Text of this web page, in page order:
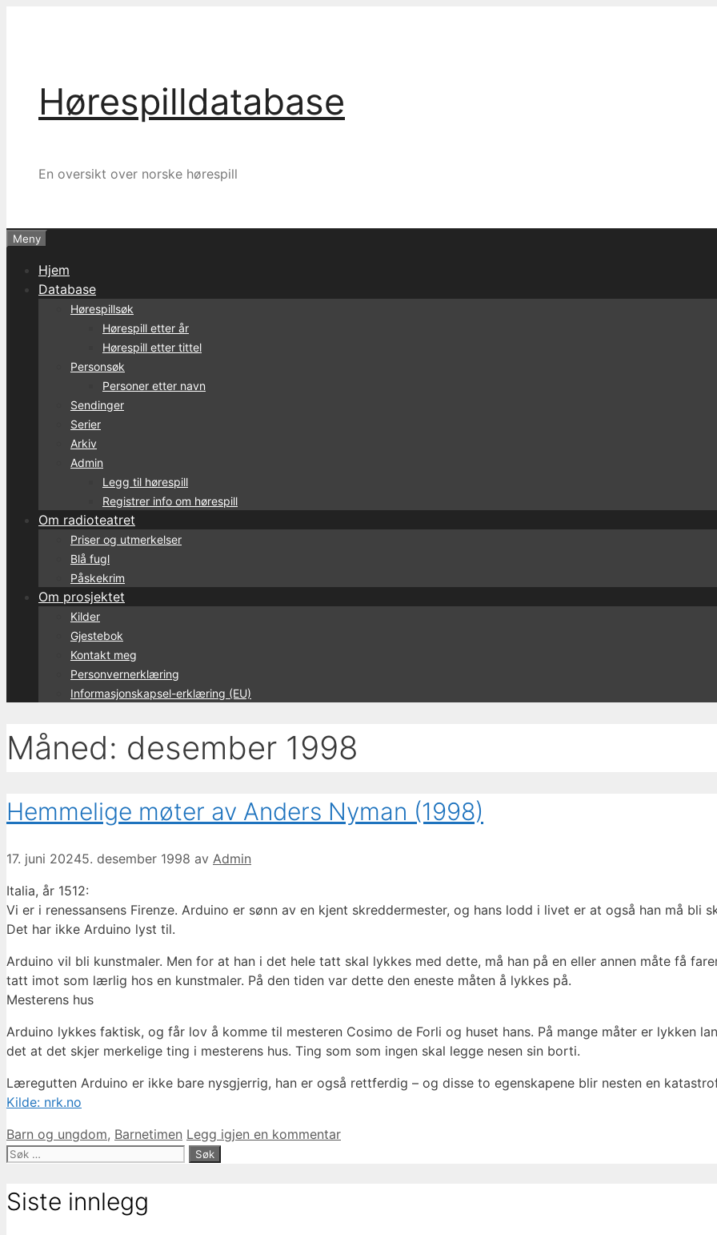
Hørespilldatabase
En oversikt over norske hørespill
Meny
Hjem
Database
Hørespillsøk
Hørespill etter år
Hørespill etter tittel
Personsøk
Personer etter navn
Sendinger
Serier
Arkiv
Admin
Legg til hørespill
Registrer info om hørespill
Om radioteatret
Priser og utmerkelser
Blå fugl
Påskekrim
Om prosjektet
Kilder
Gjestebok
Kontakt meg
Personvernerklæring
Informasjonskapsel-erklæring (EU)
Måned: desember 1998
Hemmelige møter av Anders Nyman (1998)
17. juni 20245. desember 1998 av Admin
Italia, år 1512:
Vi er i renessansens Firenze. Arduino er sønn av en kjent skreddermester, og hans lodd i livet er at også han må bli
Det har ikke Arduino lyst til.
Arduino vil bli kunstmaler. Men for at han i det hele tatt skal lykkes med dette, må han på en eller annen måte få
tatt imot som lærlig hos en kunstmaler. På den tiden var dette den eneste måten å lykkes på.
Mesterens hus
Arduino lykkes faktisk, og får lov å komme til mesteren Cosimo de Forli og huset hans. På mange måter er lykken
det at det skjer merkelige ting i mesterens hus. Ting som som ingen skal legge nesen sin borti.
Læregutten Arduino er ikke bare nysgjerrig, han er også rettferdig – og disse to egenskapene blir nesten en
Kilde: nrk.no
Kategorier
Barn og ungdom, Barnetimen Legg igjen en kommentar
Søk
Siste innlegg